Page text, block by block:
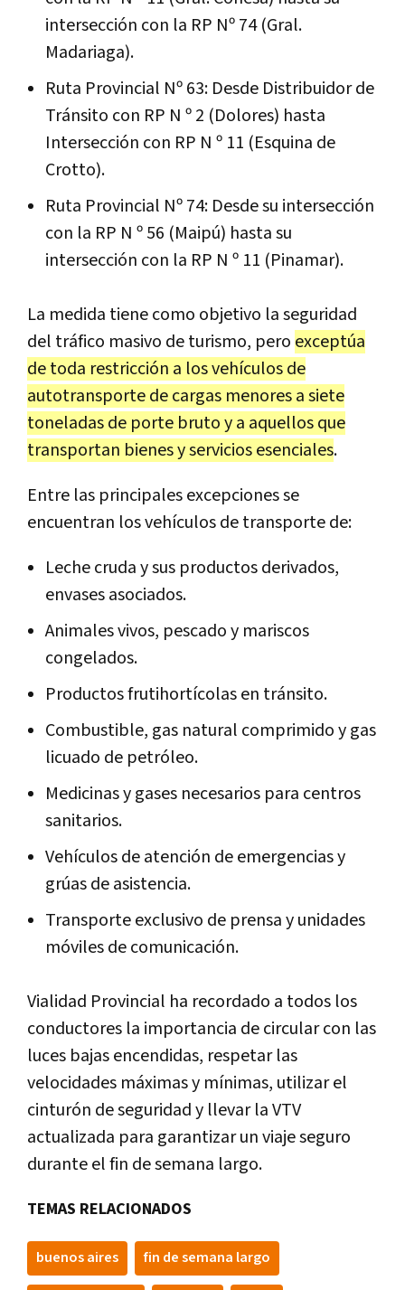
intersección con la RP Nº 74 (Gral.
Madariaga).
Ruta Provincial Nº 63: Desde Distribuidor de
Tránsito con RP N º 2 (Dolores) hasta
Intersección con RP N º 11 (Esquina de
Crotto).
Ruta Provincial Nº 74: Desde su intersección
con la RP N º 56 (Maipú) hasta su
intersección con la RP N º 11 (Pinamar).
La medida tiene como objetivo la seguridad
del tráfico masivo de turismo, pero exceptúa
de toda restricción a los vehículos de
autotransporte de cargas menores a siete
toneladas de porte bruto y a aquellos que
transportan bienes y servicios esenciales.
Entre las principales excepciones se
encuentran los vehículos de transporte de:
Leche cruda y sus productos derivados,
envases asociados.
Animales vivos, pescado y mariscos
congelados.
Productos frutihortícolas en tránsito.
Combustible, gas natural comprimido y gas
licuado de petróleo.
Medicinas y gases necesarios para centros
sanitarios.
Vehículos de atención de emergencias y
grúas de asistencia.
Transporte exclusivo de prensa y unidades
móviles de comunicación.
Vialidad Provincial ha recordado a todos los
conductores la importancia de circular con las
luces bajas encendidas, respetar las
velocidades máximas y mínimas, utilizar el
cinturón de seguridad y llevar la VTV
actualizada para garantizar un viaje seguro
durante el fin de semana largo.
TEMAS RELACIONADOS
buenos aires fin de semana largo